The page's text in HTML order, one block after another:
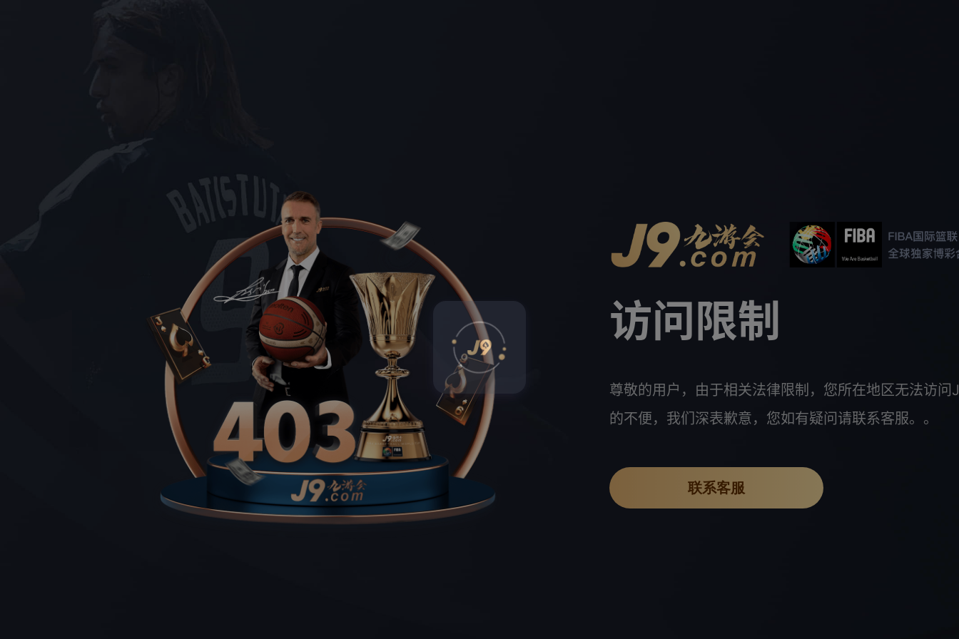
访问限制
尊敬的用户，由于相关法律限制，您所在地区无法访问
的不便，我们深表歉意，您如有疑问请联系客服。。
联系客服